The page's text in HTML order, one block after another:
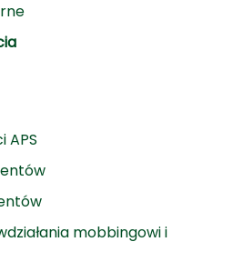
APS
mobbingowi i